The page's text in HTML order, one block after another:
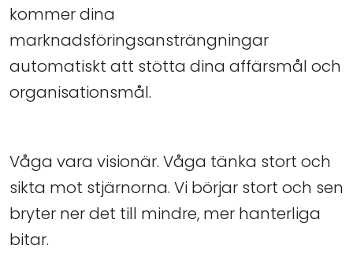
kommer dina
marknadsföringsansträngningar
automatiskt att stötta dina affärsmål och
organisationsmål.
Våga vara visionär. Våga tänka stort och
sikta mot stjärnorna. Vi börjar stort och sen
bryter ner det till mindre, mer hanterliga
bitar.